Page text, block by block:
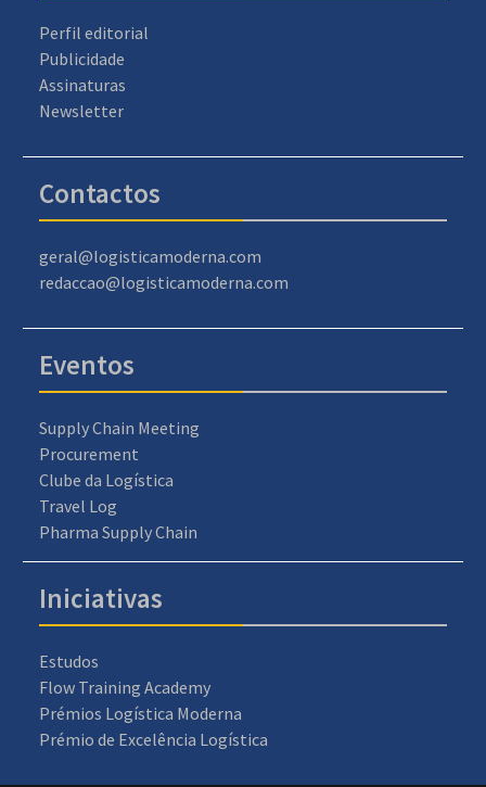
Perfil editorial
Publicidade
Assinaturas
Newsletter
Contactos
geral@logisticamoderna.com
redaccao@logisticamoderna.com
Eventos
Supply Chain Meeting
Procurement
Clube da Logística
Travel Log
Pharma Supply Chain
Iniciativas
Estudos
Flow Training Academy
Prémios Logística Moderna
Prémio de Excelência Logística